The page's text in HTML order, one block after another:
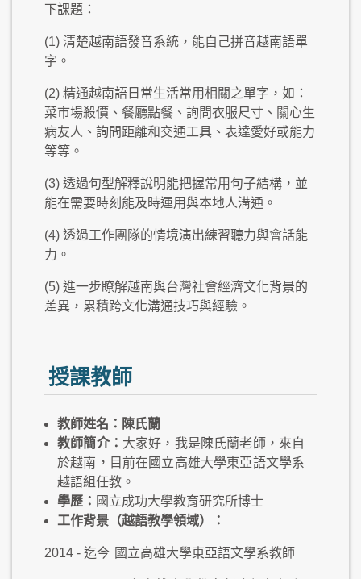
下課題：
(1) 清楚越南語發音系統，能自己拼音越南語單
字。
(2) 精通越南語日常生活常用相關之單字，如：
菜市場殺價、餐廳點餐、詢問衣服尺寸、關心生
病友人、詢問距離和交通工具、表達愛好或能力
等等。
(3) 透過句型解釋說明能把握常用句子結構，並
能在需要時刻能及時運用與本地人溝通。
(4) 透過工作團隊的情境演出練習聽力與會話能
力。
(5) 進一步瞭解越南與台灣社會經濟文化背景的
差異，累積跨文化溝通技巧與經驗。
授課教師
教師姓名：陳氏蘭
教師簡介： 大家好，我是陳氏蘭老師，來自
於越南，目前在國立高雄大學東亞語文學系
越語組任教。
學歷： 國立成功大學教育研究所博士
工作背景（越語教學領域）：
2014 - 迄今 國立高雄大學東亞語文學系教師